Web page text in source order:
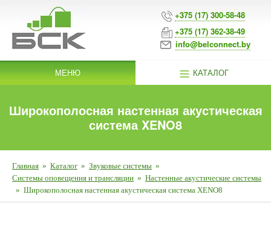
+375 (17) 300-58-48
+375 (17) 362-38-49
info@belconnect.by
МЕНЮ КАТАЛОГ
Широкополосная настенная акустическая
система XENO8
Главная » Каталог » Звуковые системы »
Системы оповещения и трансляции » Настенные акустические системы
» Широкополосная настенная акустическая система XENO8